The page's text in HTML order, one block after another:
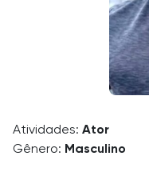
Atividades: Ator
Gênero: Masculino